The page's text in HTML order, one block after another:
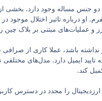
جنس مساله وجود دارد. بخشی از
او درباره تاثیر اختلال موجود
عملیات‌های مبتنی بر بلاک چین
نداشته باشد، عملا کاری از
ایمیل دارد. مدل‌های
کند.
ارزدیجیتال را مجدد در دسترس